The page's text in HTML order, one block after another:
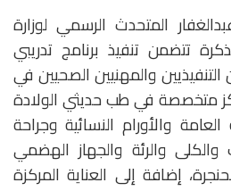
المتحدث الرسمي لوزارة
تتضمن تنفيذ برنامج تدريبي
والمهنيين الصحيين في
متخصصة في طب حديثي الولادة
والأورام النسائية وجراحة
والرئة والجهاز الهضمي
إضافة إلى العناية المركزة